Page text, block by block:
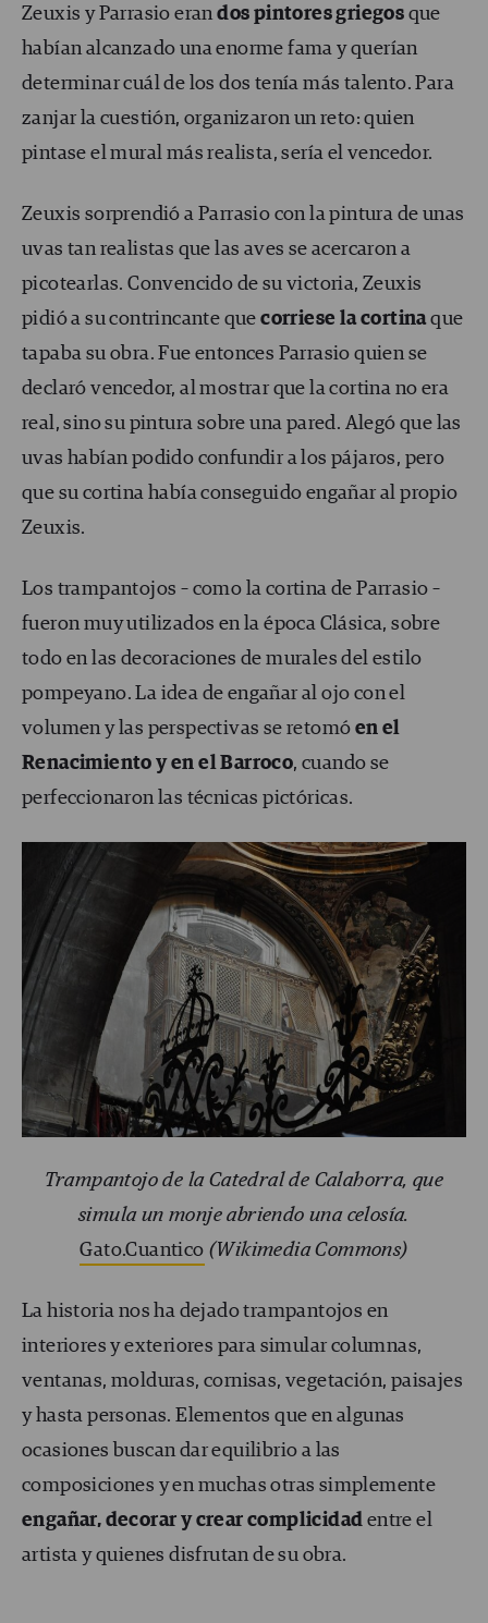
Zeuxis y Parrasio erandos pintores griegos que
habían alcanzado una enorme fama y querían
determinar cuál de los dos tenía más talento. Para
zanjar la cuestión, organizaron un reto: quien
pintase el mural más realista, sería el vencedor.
Zeuxis sorprendió a Parrasio con la pintura de unas
uvas tan realistas que las aves se acercaron a
picotearlas. Convencido de su victoria, Zeuxis
pidió a su contrincante quecorriese la cortinaque
tapaba su obra. Fue entonces Parrasio quien se
declaró vencedor, al mostrar que la cortina no era
real, sino su pintura sobre una pared. Alegó que las
uvas habían podido confundir a los pájaros, pero
que su cortina había conseguido engañar al propio
Zeuxis.
Los trampantojos – como la cortina de Parrasio –
fueron muy utilizados en la época Clásica, sobre
todo en las decoraciones de murales del estilo
pompeyano. La idea de engañar al ojo con el
volumen y las perspectivas se retomó en el
Renacimiento y en el Barroco, cuando se
perfeccionaron las técnicas pictóricas.
Trampantojo de la Catedral de Calahorra, que
simula un monje abriendo una celosía.
Gato.Cuantico (Wikimedia Commons)
La historia nos ha dejado trampantojos en
interiores y exteriores para simular columnas,
ventanas, molduras, cornisas, vegetación, paisajes
y hasta personas. Elementos que en algunas
ocasiones buscan dar equilibrio a las
composiciones y en muchas otras simplemente
engañar, decorar y crear complicidad entre el
artista y quienes disfrutan de su obra.